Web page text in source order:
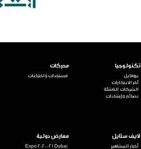
تكنولوجيا
بروفايل
آخر الابتكارات
الشركات الناشئة
نصائح وإرشادات
محركات
مستجدات واختراعات
لايف ستايل
أخبار المشاهير
معارض دولية
Expo 2020-21 Dubai